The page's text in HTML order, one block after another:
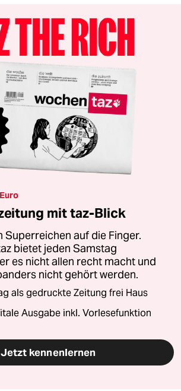
mit taz-Blick
Superreichen auf die Finger.
bietet jeden Samstag
es nicht allen recht macht und
nicht gehört werden.
als gedruckte Zeitung frei Haus
Ausgabe inkl. Vorlesefunktion
Jetzt kennenlernen